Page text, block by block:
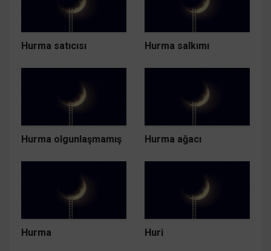
Hurma satıcısı Hurma salkımı
Hurma olgunlaşmamış Hurma ağacı
Hurma Huri